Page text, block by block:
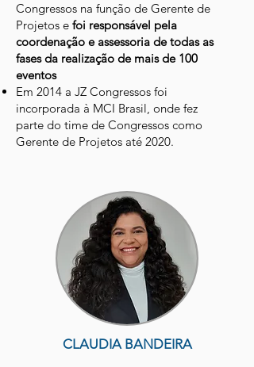
Congressos na função de Gerente de
Projetos e foi responsável pela
coordenação e assessoria de todas as
fases da realização de mais de 100
eventos
Em 2014 a JZ Congressos foi
incorporada à MCI Brasil, onde fez
parte do time de Congressos como
Gerente de Projetos até 2020.
CLAUDIA BANDEIRA